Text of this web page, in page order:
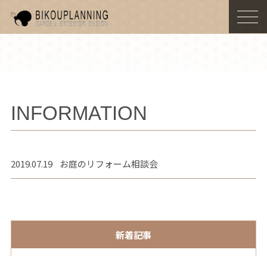
INFORMATION
2019.07.19 お庭のリフォーム相談会
新着記事